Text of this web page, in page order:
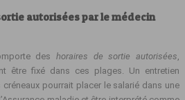
autorisées par le médecin
des horaires de sortie autorisées
être fixé dans ces plages. Un entretien
pourrait placer le salarié dans une